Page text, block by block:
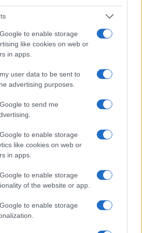
to enable storage
like cookies on web or
in apps.
user data to be sent to
advertising purposes.
to send me
to enable storage
like cookies on web or
in apps.
to enable storage
of the website or app.
to enable storage
W
h
at
s
A
p
p
S
h
a
Articolo precedente
articolo
musica e solidarietà con Avis Olbia al
Olbia 9 agosto, temperature in calo